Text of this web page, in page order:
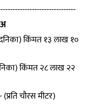
किंमत १३ लाख १०
किंमत २८ लाख २२
चौरस मीटर)